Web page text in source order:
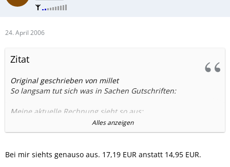
24. April 2006
Zitat
Original geschrieben von millet
So langsam tut sich was in Sachen Gutschriften:
Meine aktuelle Rechnung sieht so aus:
USt.-Satz netto in EUR
Alles anzeigen
Bei mir siehts genauso aus. 17,19 EUR anstatt 14,95 EUR.